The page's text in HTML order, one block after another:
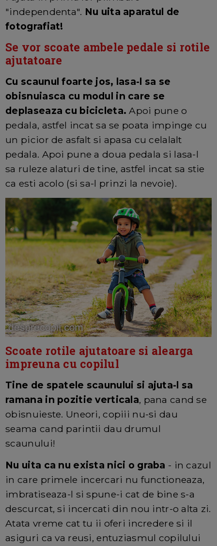
"independenta". Nu uita aparatul de
fotografiat!
Se vor scoate ambele pedale si rotile
ajutatoare
Cu scaunul foarte jos, lasa-l sa se
obisnuiasca cu modul in care se
deplaseaza cu bicicleta. Apoi pune o
pedala, astfel incat sa se poata impinge cu
un picior de asfalt si apasa cu celalalt
pedala. Apoi pune a doua pedala si lasa-l
sa ruleze alaturi de tine, astfel incat sa stie
ca esti acolo (si sa-l prinzi la nevoie).
Scoate rotile ajutatoare si alearga
impreuna cu copilul
Tine de spatele scaunului si ajuta-l sa
ramana in pozitie verticala, pana cand se
obisnuieste. Uneori, copiii nu-si dau
seama cand parintii dau drumul
scaunului!
Nu uita ca nu exista nici o graba - in cazul
in care primele incercari nu functioneaza,
imbratiseaza-l si spune-i cat de bine s-a
descurcat, si incercati din nou intr-o alta zi.
Atata vreme cat tu ii oferi incredere si il
asiguri ca va reusi, entuziasmul copilului